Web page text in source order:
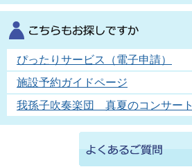
ぴったりサービス（電子申請）
施設予約ガイドページ
我孫子吹奏楽団 真夏のコンサート